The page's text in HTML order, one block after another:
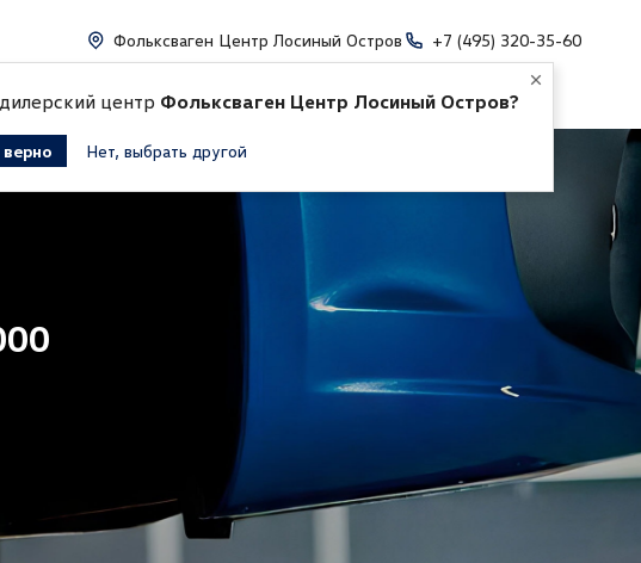
Фольксваген Центр Лосиный Остров +7 (495) 320-35-60
центр Фольксваген Центр Лосиный Остров?
Нет, выбрать другой